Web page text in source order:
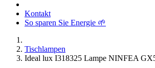
Kontakt
So sparen Sie Energie 🌱
Tischlampen
Ideal lux I318325 Lampe NINFEA